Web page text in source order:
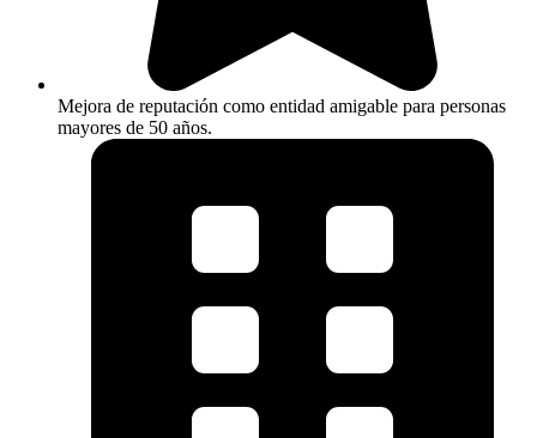
Mejora de reputación como entidad amigable para personas
mayores de 50 años.